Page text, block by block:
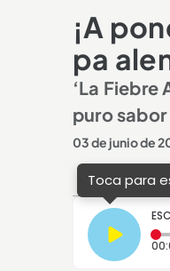
¡A
pa
‘La Fiebre
puro
03 de junio de
Toca para